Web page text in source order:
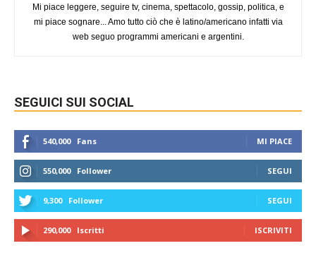
Mi piace leggere, seguire tv, cinema, spettacolo, gossip, politica, e
mi piace sognare... Amo tutto ciò che è latino/americano infatti via
web seguo programmi americani e argentini.
SEGUICI SUI SOCIAL
540,000 Fans MI PIACE
550,000 Follower SEGUI
9,300 Follower SEGUI
290,000 Iscritti ISCRIVITI